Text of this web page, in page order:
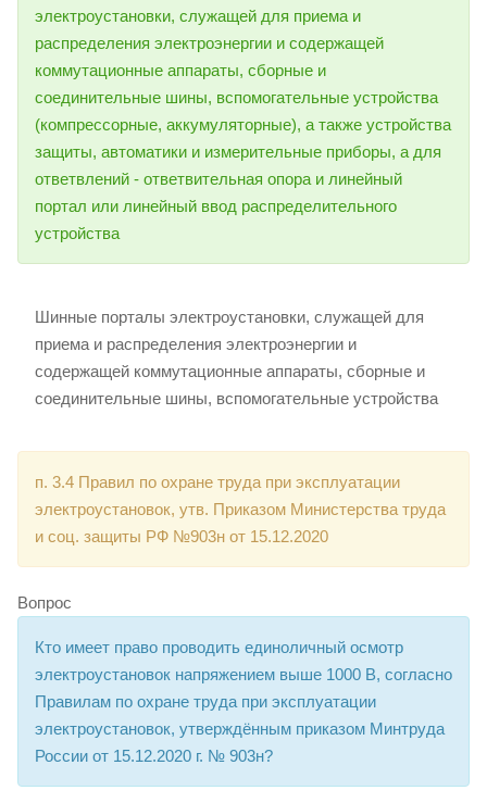
электроустановки, служащей для приема и
распределения электроэнергии и содержащей
коммутационные аппараты, сборные и
соединительные шины, вспомогательные устройства
(компрессорные, аккумуляторные), а также устройства
защиты, автоматики и измерительные приборы, а для
ответвлений - ответвительная опора и линейный
портал или линейный ввод распределительного
устройства
Шинные порталы электроустановки, служащей для
приема и распределения электроэнергии и
содержащей коммутационные аппараты, сборные и
соединительные шины, вспомогательные устройства
п. 3.4 Правил по охране труда при эксплуатации
электроустановок, утв. Приказом Министерства труда
и соц. защиты РФ №903н от 15.12.2020
Вопрос
Кто имеет право проводить единоличный осмотр
электроустановок напряжением выше 1000 В, согласно
Правилам по охране труда при эксплуатации
электроустановок, утверждённым приказом Минтруда
России от 15.12.2020 г. № 903н?